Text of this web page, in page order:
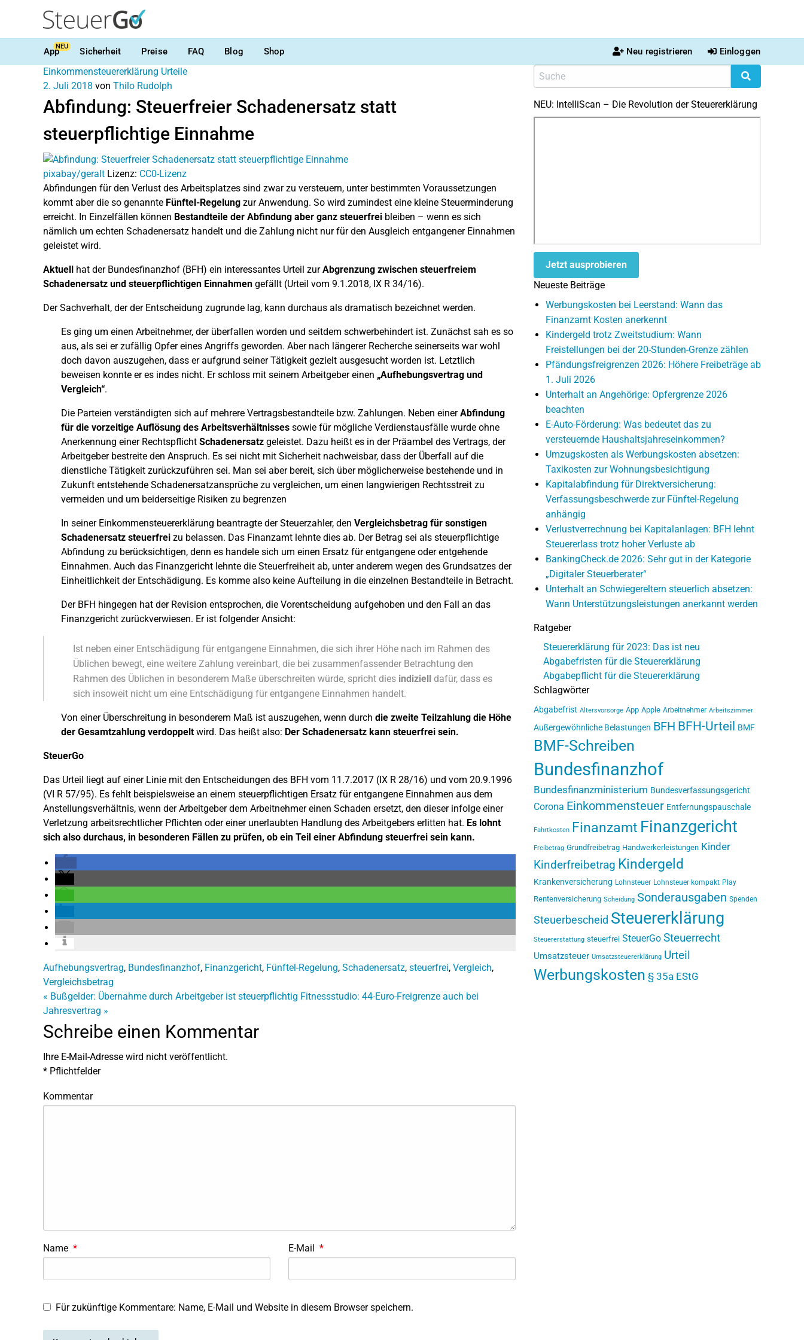
AppNEU Sicherheit Preise FAQ Blog Shop Neu registrieren Einloggen
Einkommensteuererklärung Urteile
2. Juli 2018 von Thilo Rudolph
Abfindung: Steuerfreier Schadenersatz statt
steuerpflichtige Einnahme
pixabay/geralt Lizenz: CC0-Lizenz
Abfindungen für den Verlust des Arbeitsplatzes sind zwar zu versteuern, unter bestimmten Voraussetzungen
kommt aber die so genannte Fünftel-Regelung zur Anwendung. So wird zumindest eine kleine Steuerminderung
erreicht. In Einzelfällen können Bestandteile der Abfindung aber ganz steuerfrei bleiben – wenn es sich
nämlich um echten Schadenersatz handelt und die Zahlung nicht nur für den Ausgleich entgangener Einnahmen
geleistet wird.
Aktuell hat der Bundesfinanzhof (BFH) ein interessantes Urteil zurAbgrenzung zwischen steuerfreiem
Schadenersatz und steuerpflichtigen Einnahmen gefällt (Urteil vom 9.1.2018, IX R 34/16).
Der Sachverhalt, der der Entscheidung zugrunde lag, kann durchaus als dramatisch bezeichnet werden.
Es ging um einen Arbeitnehmer, der überfallen worden und seitdem schwerbehindert ist. Zunächst sah es so
aus, als sei er zufällig Opfer eines Angriffs geworden. Aber nach längerer Recherche seinerseits war wohl
doch davon auszugehen, dass er aufgrund seiner Tätigkeit gezielt ausgesucht worden ist. Letztlich
beweisen konnte er es indes nicht. Er schloss mit seinem Arbeitgeber einen „Aufhebungsvertrag und
Vergleich“.
Die Parteien verständigten sich auf mehrere Vertragsbestandteile bzw. Zahlungen. Neben einerAbfindung
für die vorzeitige Auflösung des Arbeitsverhältnisses sowie für mögliche Verdienstausfälle wurde ohne
Anerkennung einer Rechtspflicht Schadenersatz geleistet. Dazu heißt es in der Präambel des Vertrags, der
Arbeitgeber bestreite den Anspruch. Es sei nicht mit Sicherheit nachweisbar, dass der Überfall auf die
dienstliche Tätigkeit zurückzuführen sei. Man sei aber bereit, sich über möglicherweise bestehende und in
Zukunft entstehende Schadenersatzansprüche zu vergleichen, um einen langwierigen Rechtsstreit zu
vermeiden und um beiderseitige Risiken zu begrenzen
In seiner Einkommensteuererklärung beantragte der Steuerzahler, den Vergleichsbetrag für sonstigen
Schadenersatz steuerfrei zu belassen. Das Finanzamt lehnte dies ab. Der Betrag sei als steuerpflichtige
Abfindung zu berücksichtigen, denn es handele sich um einen Ersatz für entgangene oder entgehende
Einnahmen. Auch das Finanzgericht lehnte die Steuerfreiheit ab, unter anderem wegen des Grundsatzes der
Einheitlichkeit der Entschädigung. Es komme also keine Aufteilung in die einzelnen Bestandteile in Betracht.
Der BFH hingegen hat der Revision entsprochen, die Vorentscheidung aufgehoben und den Fall an das
Finanzgericht zurückverwiesen. Er ist folgender Ansicht:
Ist neben einer Entschädigung für entgangene Einnahmen, die sich ihrer Höhe nach im Rahmen des
Üblichen bewegt, eine weitere Zahlung vereinbart, die bei zusammenfassender Betrachtung den
Rahmen des Üblichen in besonderem Maße überschreiten würde, spricht dies indiziell dafür, dass es
sich insoweit nicht um eine Entschädigung für entgangene Einnahmen handelt.
Von einer Überschreitung in besonderem Maß ist auszugehen, wenn durch die zweite Teilzahlung die Höhe
der Gesamtzahlung verdoppeltwird. Das heißt also: Der Schadenersatz kann steuerfrei sein.
SteuerGo
Das Urteil liegt auf einer Linie mit den Entscheidungen des BFH vom 11.7.2017 (IX R 28/16) und vom 20.9.1996
(VI R 57/95). Es fehlt beispielsweise an einem steuerpflichtigen Ersatz für entgangene Einnahmen aus dem
Anstellungsverhältnis, wenn der Arbeitgeber dem Arbeitnehmer einen Schaden ersetzt, den dieser infolge einer
Verletzung arbeitsrechtlicher Pflichten oder einer unerlaubten Handlung des Arbeitgebers erlitten hat. Es lohnt
sich also durchaus, in besonderen Fällen zu prüfen, ob ein Teil einer Abfindung steuerfrei sein kann.
Aufhebungsvertrag, Bundesfinanzhof, Finanzgericht, Fünftel-Regelung, Schadenersatz, steuerfrei, Vergleich,
Vergleichsbetrag
« Bußgelder: Übernahme durch Arbeitgeber ist steuerpflichtig Fitnessstudio: 44-Euro-Freigrenze auch bei
Jahresvertrag »
Schreibe einen Kommentar
Ihre E-Mail-Adresse wird nicht veröffentlicht.
* Pflichtfelder
Kommentar
Name * E-Mail *
Für zukünftige Kommentare: Name, E-Mail und Website in diesem Browser speichern.
NEU: IntelliScan – Die Revolution der Steuererklärung
Jetzt ausprobieren
Neueste Beiträge
Werbungskosten bei Leerstand: Wann das
Finanzamt Kosten anerkennt
Kindergeld trotz Zweitstudium: Wann
Freistellungen bei der 20-Stunden-Grenze zählen
Pfändungsfreigrenzen 2026: Höhere Freibeträge ab
1. Juli 2026
Unterhalt an Angehörige: Opfergrenze 2026
beachten
E-Auto-Förderung: Was bedeutet das zu
versteuernde Haushaltsjahreseinkommen?
Umzugskosten als Werbungskosten absetzen:
Taxikosten zur Wohnungsbesichtigung
Kapitalabfindung für Direktversicherung:
Verfassungsbeschwerde zur Fünftel-Regelung
anhängig
Verlustverrechnung bei Kapitalanlagen: BFH lehnt
Steuererlass trotz hoher Verluste ab
BankingCheck.de 2026: Sehr gut in der Kategorie
„Digitaler Steuerberater“
Unterhalt an Schwiegereltern steuerlich absetzen:
Wann Unterstützungsleistungen anerkannt werden
Ratgeber
Steuererklärung für 2023: Das ist neu
Abgabefristen für die Steuererklärung
Abgabepflicht für die Steuererklärung
Schlagwörter
Abgabefrist Altersvorsorge App Apple Arbeitnehmer Arbeitszimmer
Außergewöhnliche Belastungen BFH BFH-Urteil BMF
BMF-Schreiben
Bundesfinanzhof
Bundesfinanzministerium Bundesverfassungsgericht
Corona Einkommensteuer Entfernungspauschale
Fahrtkosten Finanzamt Finanzgericht
Freibetrag Grundfreibetrag Handwerkerleistungen Kinder
Kinderfreibetrag Kindergeld
Krankenversicherung Lohnsteuer Lohnsteuer kompakt Play
Rentenversicherung Scheidung Sonderausgaben Spenden
Steuerbescheid Steuererklärung
Steuererstattung steuerfrei SteuerGo Steuerrecht
Umsatzsteuer Umsatzsteuererklärung Urteil
Werbungskosten § 35a EStG